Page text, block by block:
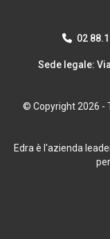
02
Sede legale:
© Copyright 2026 -
Edra è l'azienda